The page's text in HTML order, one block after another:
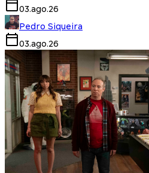
03.ago.26
Pedro Siqueira
03.ago.26